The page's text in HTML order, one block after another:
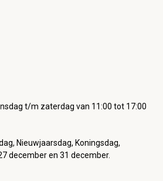
t/m zaterdag van 11:00 tot 17:00
Nieuwjaarsdag, Koningsdag,
december en 31 december.